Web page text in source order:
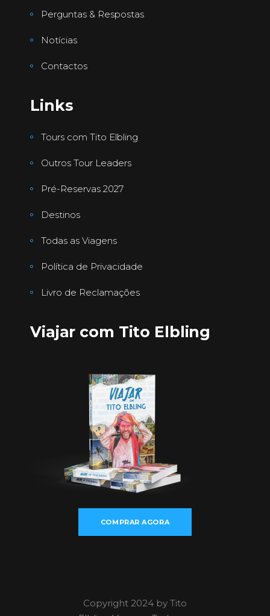
Perguntas & Respostas
Notícias
Contactos
Links
Tours com Tito Elbling
Outros Tour Leaders
Pré-Reservas 2027
Destinos
Todas as Viagens
Política de Privacidade
Livro de Reclamações
Viajar com Tito Elbling
COMPRAR AGORA
Copyright 2024 by Tito